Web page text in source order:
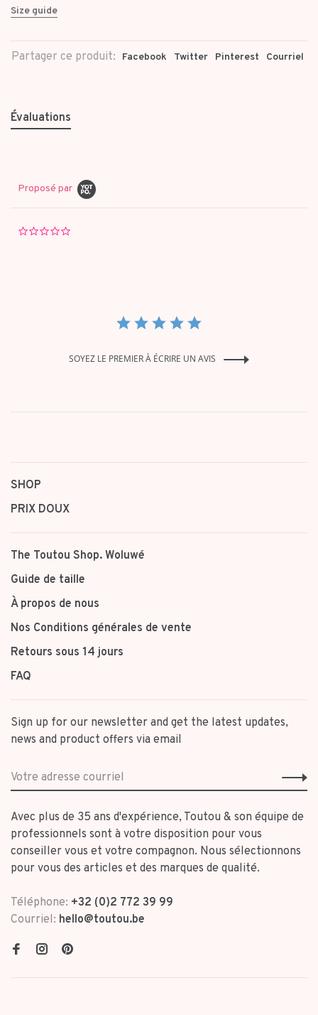
Size guide
Partager ce produit: Facebook Twitter Pinterest Courriel
Évaluations
Proposé par
SOYEZ LE PREMIER À ÉCRIRE UN AVIS
SHOP
PRIX DOUX
The Toutou Shop. Woluwé
Guide de taille
À propos de nous
Nos Conditions générales de vente
Retours sous 14 jours
FAQ
Sign up for our newsletter and get the latest updates,
news and product offers via email
Avec plus de 35 ans d'expérience, Toutou & son équipe de
professionnels sont à votre disposition pour vous
conseiller vous et votre compagnon. Nous sélectionnons
pour vous des articles et des marques de qualité.
Téléphone: +32 (0)2 772 39 99
Courriel: hello@toutou.be